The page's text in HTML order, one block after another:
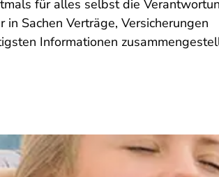
für alles selbst die
Sachen Verträge, Versicherungen
Informationen